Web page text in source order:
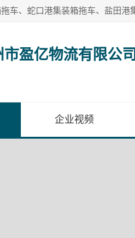
市盈亿物流有限公司
企业视频